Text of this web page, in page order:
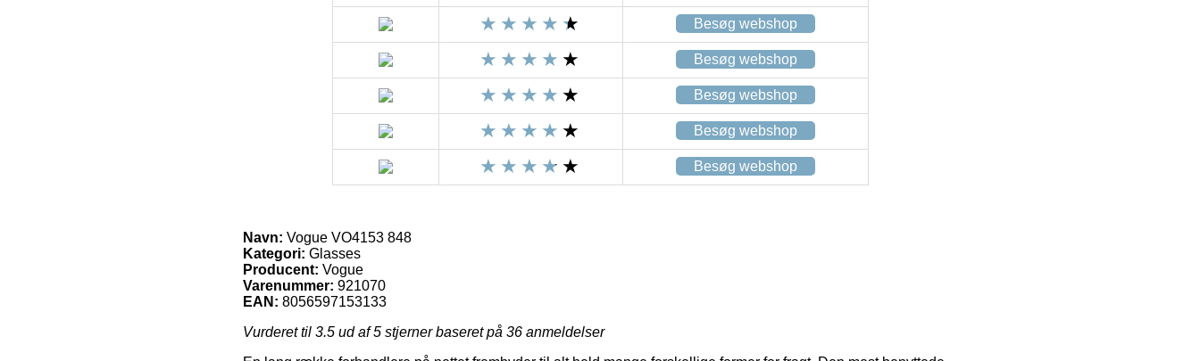
Besøg webshop
Besøg webshop
Besøg webshop
Besøg webshop
Besøg webshop
Navn: Vogue VO4153 848
Kategori: Glasses
Producent: Vogue
Varenummer: 921070
EAN: 8056597153133
Vurderet til 3.5 ud af 5 stjerner baseret på 36 anmeldelser